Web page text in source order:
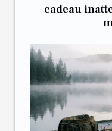
cadeau